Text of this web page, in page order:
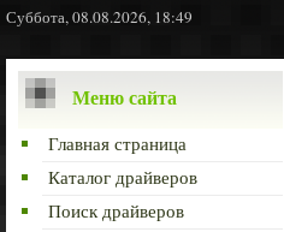
Суббота, 08.08.2026, 18:49
Меню сайта
Главная страница
Каталог драйверов
Поиск драйверов